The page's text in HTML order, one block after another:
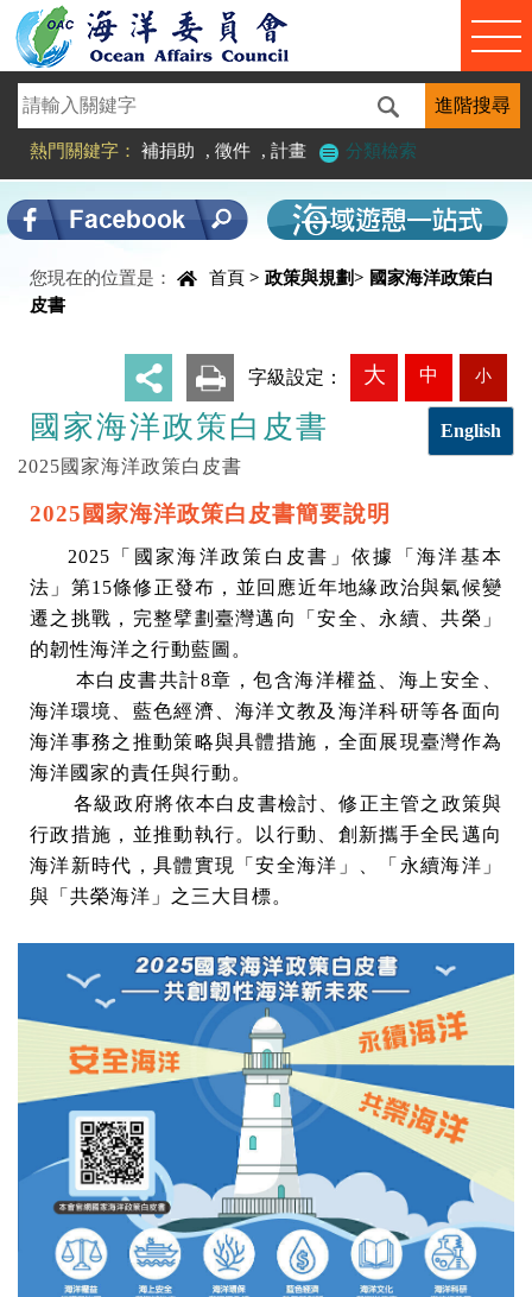
進入內容區塊
熱門關鍵字： 補捐助 , 徵件 , 計畫 分類檢索
您現在的位置是： 首頁 > 政策與規劃> 國家海洋政策白
皮書
字級設定： 大 中 小
國家海洋政策白皮書
中央內容區塊
2025國家海洋政策白皮書
English
2025國家海洋政策白皮書簡要說明
2025「國家海洋政策白皮書」依據「海洋基本
法」第15條修正發布，並回應近年地緣政治與氣候變
遷之挑戰，完整擘劃臺灣邁向「安全、永續、共榮」
的韌性海洋之行動藍圖。
本白皮書共計8章，包含海洋權益、海上安全、
海洋環境、藍色經濟、海洋文教及海洋科研等各面向
海洋事務之推動策略與具體措施，全面展現臺灣作為
海洋國家的責任與行動。
各級政府將依本白皮書檢討、修正主管之政策與
行政措施，並推動執行。以行動、創新攜手全民邁向
海洋新時代，具體實現「安全海洋」、「永續海洋」
與「共榮海洋」之三大目標。